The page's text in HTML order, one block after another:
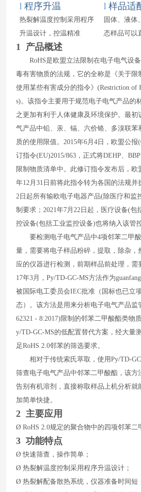
l程序升温 l样品适
热裂解温度控制采用程序
升温设计，控温精准
固体、液体
态样品可以
1 产品概述
RoHS是欧盟立法限制在电子电气设
毒有害物质的法规，它的全称是《关于限
使用某些有害成分的指令》(Restriction of
s) 。该指令主要用于规范电子电气产品的
之更加有利于人体健康及环境保护。最初
气产品中铅、汞、镉、六价铬、多溴联苯
质的使用限值。 2015年6 月4日，欧盟公报
订指令(EU)2015/863 ，正式将DEHP 、BBP
限制物质清单中。此修订指令发布后，欧
年12 月31 日前将此指令转为各国的法规并
2 日起所有输欧电子电器产品( 除医疗和监
制要求； 2021年7 月 22 日起，医疗设备(包
控设备(包括工业监控设备)也将纳入该管
要检测电子电气产品中4项邻苯二甲
量，需要将电子样品粉碎，提取，除杂，
应的仪器进行检测，前期样品前处理，需
17年3 月，Py/TD-GC-MS方法作为guanfang
被国际电工委员会IEC批准（国标也已立
态）。该方法是用来分析电子电气产品
62321 - 8:2017) 限制的邻苯二甲酸酯类物
y/TD-GC-MS的低配置替代方案，经大量
足RoHS 2.0邻苯的筛选要求。
相对于传统索氏萃取，使用Py/TD-GC
筛查电子电气产品中邻苯二甲酸酯，该方
告别有机溶剂，直接称取样品上机分析就
加简单快捷。
2 主要应用
ØRoHS 2.0规定的聚合物中的四项邻苯二
3功能特点
Ø快速筛查，操作简单；
Ø热裂解温度控制采用程序升温设计；
Ø热裂解配备散热系统，仪器准备时间短